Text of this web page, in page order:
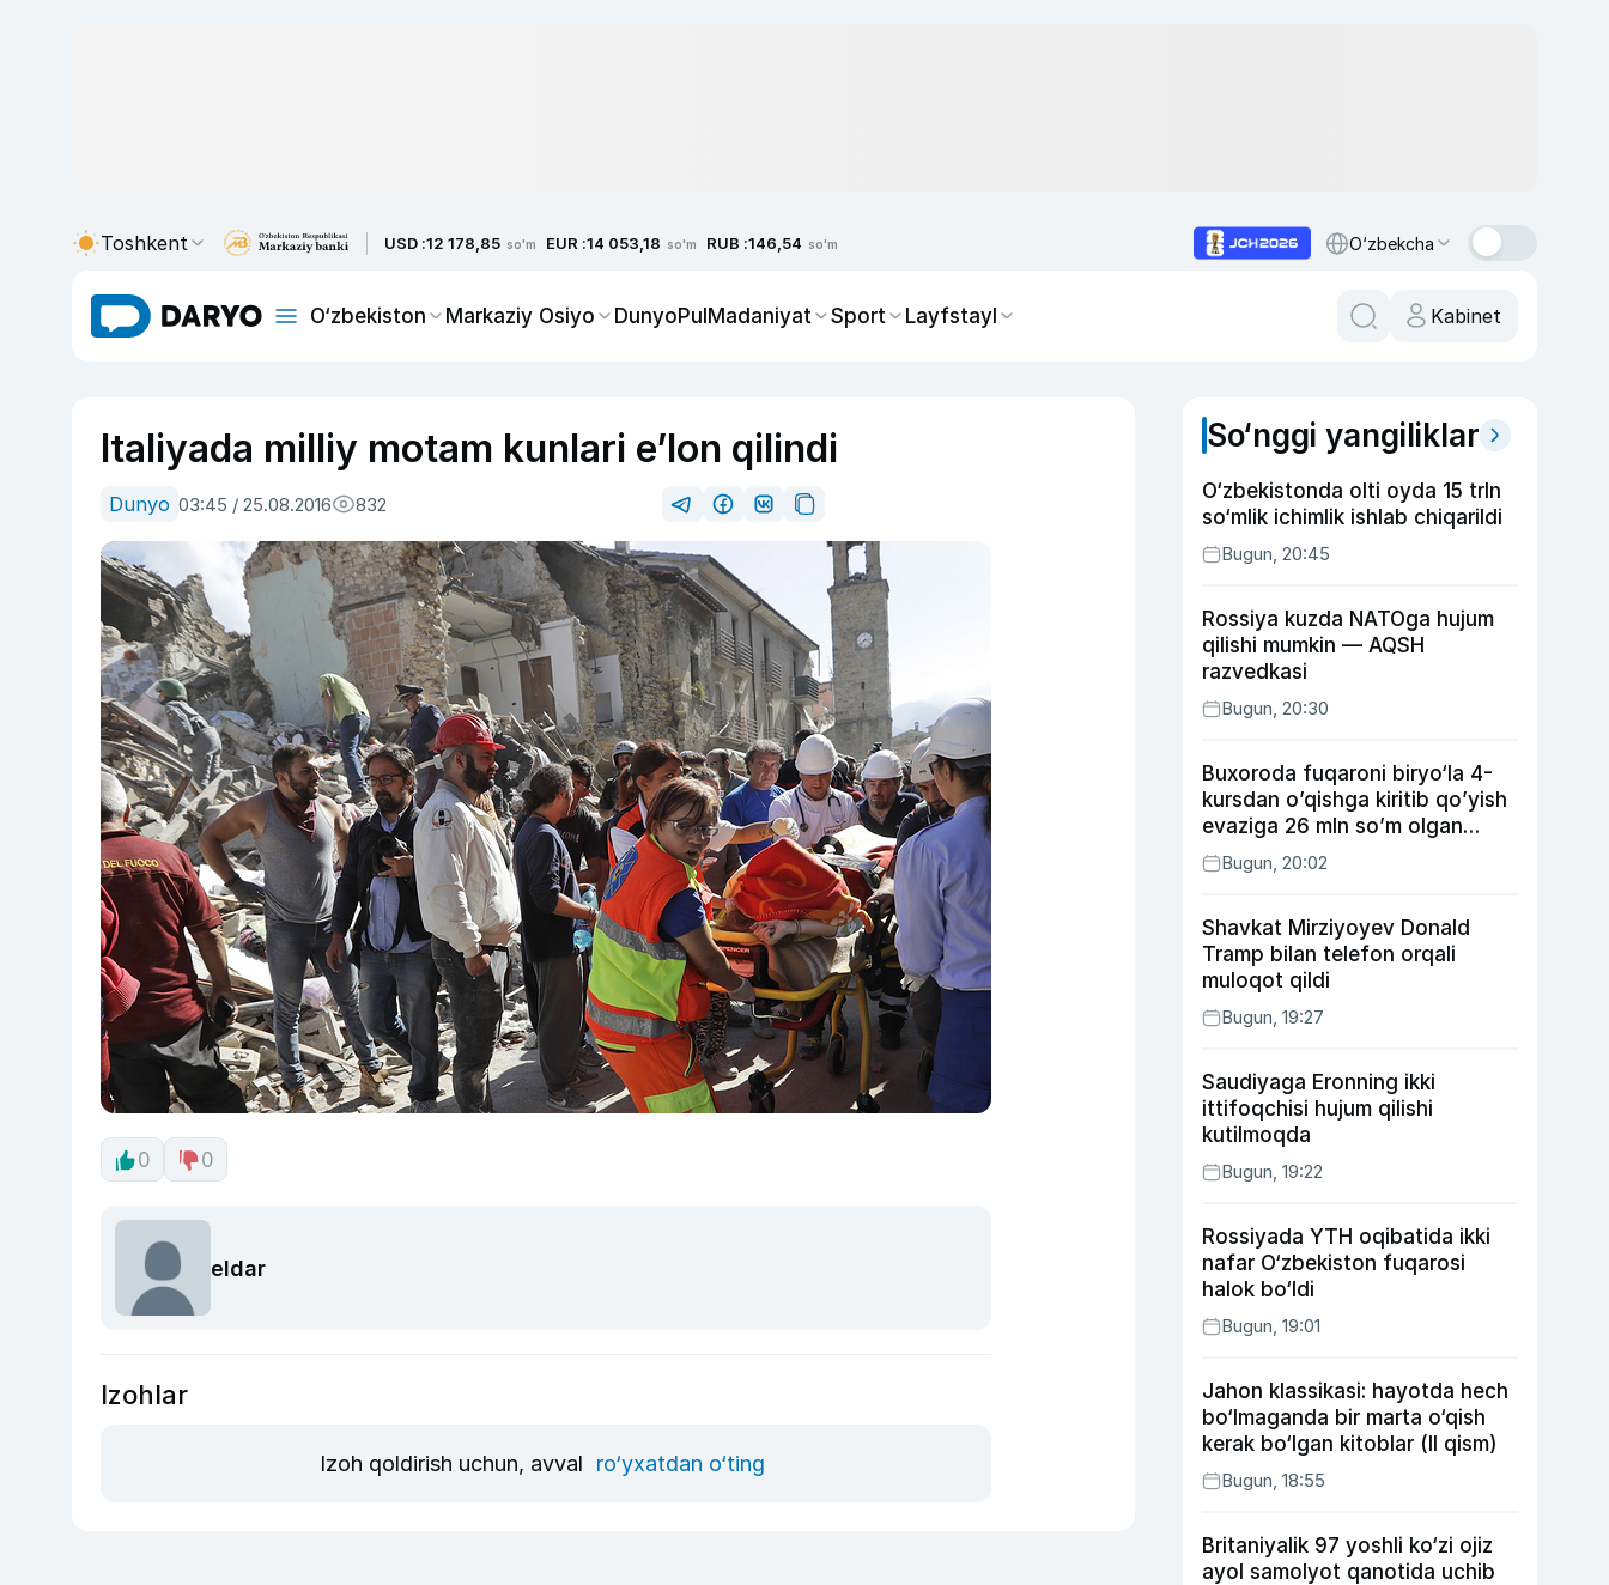
Toshkent USD :12 178,85 so'm EUR :14 053,18 so'm RUB :146,54 so'm O‘zbekcha
O‘zbekiston Markaziy Osiyo DunyoPulMadaniyat Sport Layfstayl Kabinet
Italiyada milliy motam kunlari e’lon qilindi
Dunyo 03:45 / 25.08.2016 832
0 0
eldar
Izohlar
Izoh qoldirish uchun, avval ro‘yxatdan o‘ting
So‘nggi yangiliklar
O‘zbekistonda olti oyda 15 trln
so‘mlik ichimlik ishlab chiqarildi
Bugun, 20:45
Rossiya kuzda NATOga hujum
qilishi mumkin — AQSH
razvedkasi
Bugun, 20:30
Buxoroda fuqaroni biryo‘la 4-
kursdan o’qishga kiritib qo’yish
evaziga 26 mln so’m olgan
shaxs ushlandi
Bugun, 20:02
Shavkat Mirziyoyev Donald
Tramp bilan telefon orqali
muloqot qildi
Bugun, 19:27
Saudiyaga Eronning ikki
ittifoqchisi hujum qilishi
kutilmoqda
Bugun, 19:22
Rossiyada YTH oqibatida ikki
nafar O‘zbekiston fuqarosi
halok bo‘ldi
Bugun, 19:01
Jahon klassikasi: hayotda hech
bo‘lmaganda bir marta o‘qish
kerak bo‘lgan kitoblar (II qism)
Bugun, 18:55
Britaniyalik 97 yoshli ko‘zi ojiz
ayol samolyot qanotida uchib